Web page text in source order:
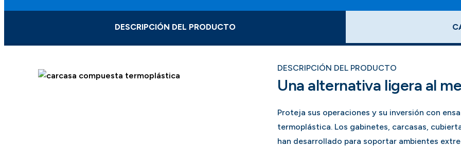
DESCRIPCIÓN DEL PRODUCTO
DESCRIPCIÓN DEL PRODUCTO
Una alternativa ligera al
Proteja sus operaciones y su inversión con
termoplástica. Los gabinetes, carcasas,
han desarrollado para soportar ambientes